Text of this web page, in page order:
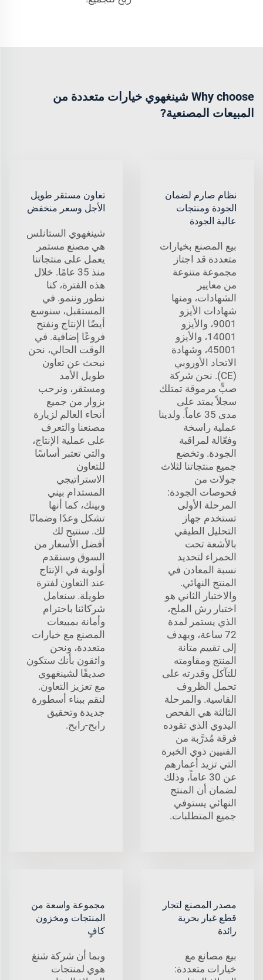
Why choose شينغهوي خيارات متعددة من
المبيعات المصنعية?
نظام صارم لضمان
الجودة ومنتجات
عالية الجودة
بيع المصنع بخيارات
متعددة قد اجتاز
مجموعة متنوعة
من معايير
الشهادات، ومنها
شهادات الأيزو
9001، والأيزو
14001، والأيزو
45001، وشهادة
الاتحاد الأوروبي
(CE). نحن شركة
صبٍّ مرموقة تمتلك
سجلاً يمتد على
مدى 35 عاماً. ولدينا
عملية راسخة
وفعّالة لمراقبة
الجودة. وتخضع
جميع منتجاتنا لثلاث
جولات من
فحوصات الجودة:
المرحلة الأولى
تستخدم جهاز
التحليل الطيفي
بالأشعة تحت
الحمراء لتحديد
نسبة المعادن في
المنتج النهائي.
والاختبار الثاني هو
اختبار رش الملح،
الذي يستمر لمدة
72 ساعة، ويهدف
إلى تقييم متانة
المنتج ومقاومته
للتآكل وقدرته على
تحمل الظروف
القاسية. والمرحلة
الثالثة هي الفحص
اليدوي الذي تقوده
فرقة مُدرَّبة من
الفنيين ذوي الخبرة
التي تزيد أعمارهم
عن 30 عاماً، وذلك
لضمان أن المنتج
النهائي يستوفي
جميع المتطلبات.
تعاون مستقر طويل
الأجل وسعر منخفض
شينغهوي الستانلس
هي مصنع مستمر
يعمل على منتجاتنا
منذ 35 عامًا. خلال
هذه الفترة، كنا
نطور وننمو. في
المستقبل، سنوسع
أيضًا الإنتاج ونفتح
فروعًا إضافية. في
الوقت الحالي، نحن
نبحث عن تعاون
طويل الأمد
ومستقر، ونرحب
بزوار من جميع
أنحاء العالم لزيارة
مصنعنا والتعرف
على عملية الإنتاج،
والتي تعتبر أساسًا
للتعاون
الاستراتيجي
المستدام بيني
وبينك، كما أنها
تشكل وعدًا وضمانًا
لك. سنتيح لك
أفضل الأسعار من
السوق وسنقدم
أولوية في الإنتاج
عند التعاون لفترة
طويلة. سنعامل
شركائنا باحترام
وأمانة بمبيعات
المصنع مع خيارات
متعددة، ونحن
واثقون بأنك ستكون
صديقًا لشينغهوي
مع تعزيز التعاون.
لنقم ببناء أسطورة
جديدة وتحقيق
رابح-رابح.
مصدر المصنع لتجار
قطع غيار بحرية
رائدة
بيع مصانع مع
خيارات متعددة:
مجموعة واسعة من
المنتجات ومخزون
كافٍ
وبما أن شركة شنغ
هوي لمنتجات